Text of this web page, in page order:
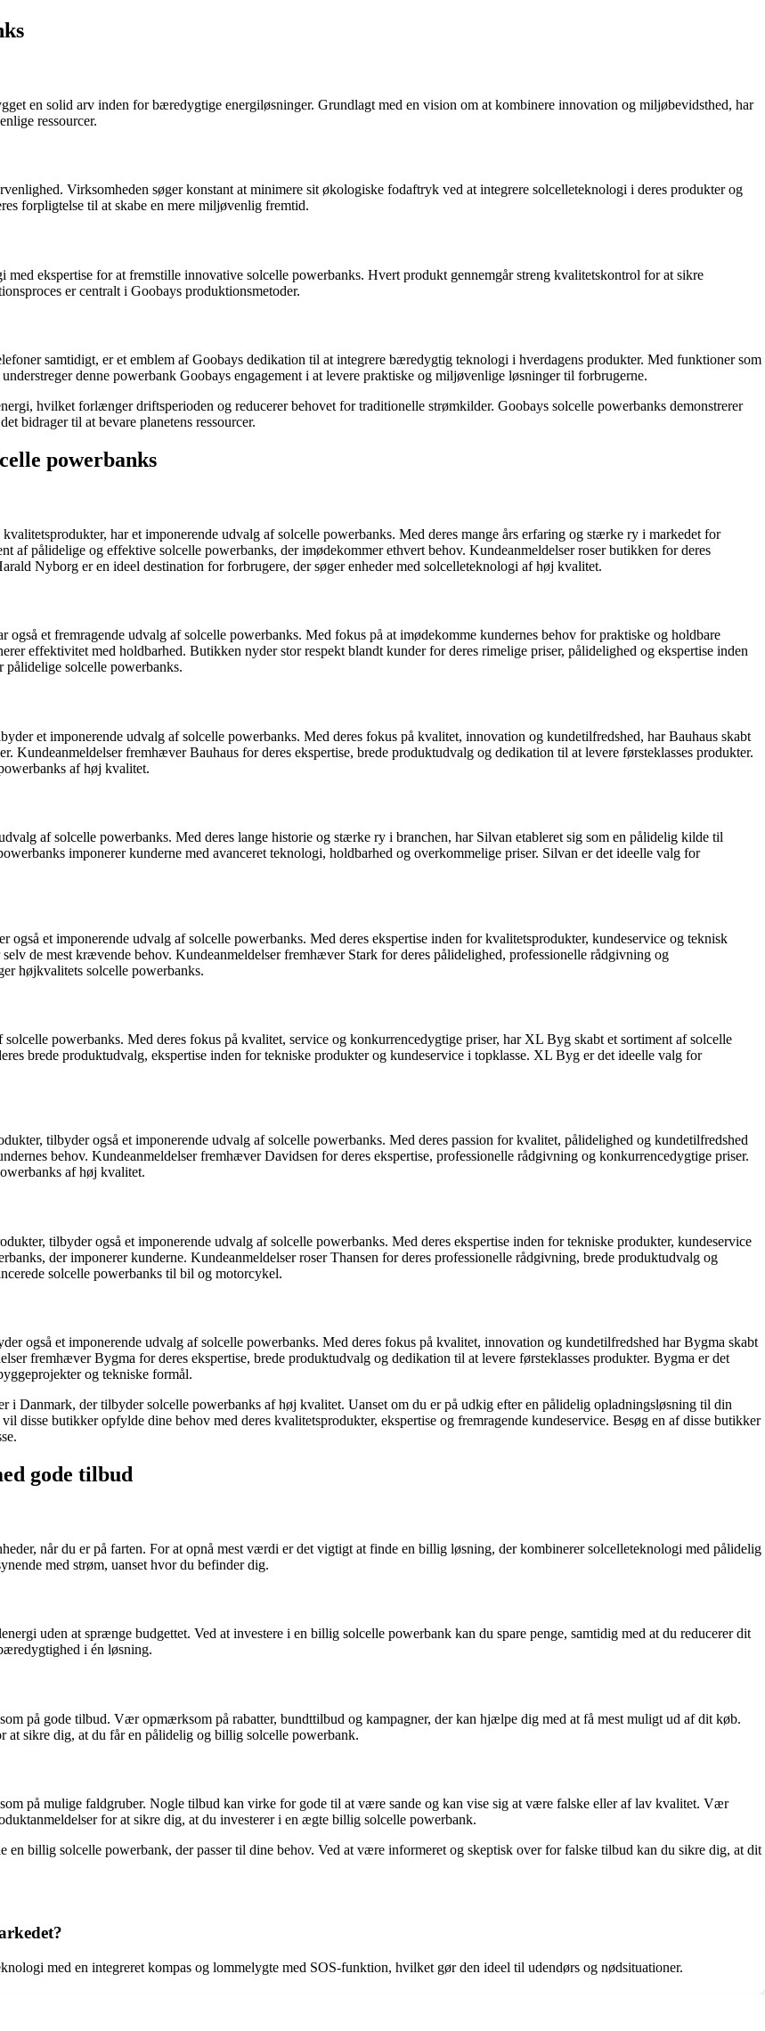
en solid arv inden for bæredygtige energiløsninger. Grundlagt med en vision om at kombinere innovation og miljøbevidsthed, har
ressourcer.
Virksomheden søger konstant at minimere sit økologiske fodaftryk ved at integrere solcelleteknologi i deres produkter og
forpligtelse til at skabe en mere miljøvenlig fremtid.
ekspertise for at fremstille innovative solcelle powerbanks. Hvert produkt gennemgår streng kvalitetskontrol for at sikre
er centralt i Goobays produktionsmetoder.
samtidigt, er et emblem af Goobays dedikation til at integrere bæredygtig teknologi i hverdagens produkter. Med funktioner som
denne powerbank Goobays engagement i at levere praktiske og miljøvenlige løsninger til forbrugerne.
hvilket forlænger driftsperioden og reducerer behovet for traditionelle strømkilder. Goobays solcelle powerbanks demonstrerer
bidrager til at bevare planetens ressourcer.
powerbanks
har et imponerende udvalg af solcelle powerbanks. Med deres mange års erfaring og stærke ry i markedet for
af pålidelige og effektive solcelle powerbanks, der imødekommer ethvert behov. Kundeanmeldelser roser butikken for deres
Nyborg er en ideel destination for forbrugere, der søger enheder med solcelleteknologi af høj kvalitet.
et fremragende udvalg af solcelle powerbanks. Med fokus på at imødekomme kundernes behov for praktiske og holdbare
effektivitet med holdbarhed. Butikken nyder stor respekt blandt kunder for deres rimelige priser, pålidelighed og ekspertise inden
pålidelige solcelle powerbanks.
et imponerende udvalg af solcelle powerbanks. Med deres fokus på kvalitet, innovation og kundetilfredshed, har Bauhaus skabt
Kundeanmeldelser fremhæver Bauhaus for deres ekspertise, brede produktudvalg og dedikation til at levere førsteklasses produkter.
af høj kvalitet.
af solcelle powerbanks. Med deres lange historie og stærke ry i branchen, har Silvan etableret sig som en pålidelig kilde til
imponerer kunderne med avanceret teknologi, holdbarhed og overkommelige priser. Silvan er det ideelle valg for
et imponerende udvalg af solcelle powerbanks. Med deres ekspertise inden for kvalitetsprodukter, kundeservice og teknisk
de mest krævende behov. Kundeanmeldelser fremhæver Stark for deres pålidelighed, professionelle rådgivning og
højkvalitets solcelle powerbanks.
powerbanks. Med deres fokus på kvalitet, service og konkurrencedygtige priser, har XL Byg skabt et sortiment af solcelle
brede produktudvalg, ekspertise inden for tekniske produkter og kundeservice i topklasse. XL Byg er det ideelle valg for
tilbyder også et imponerende udvalg af solcelle powerbanks. Med deres passion for kvalitet, pålidelighed og kundetilfredshed
behov. Kundeanmeldelser fremhæver Davidsen for deres ekspertise, professionelle rådgivning og konkurrencedygtige priser.
af høj kvalitet.
tilbyder også et imponerende udvalg af solcelle powerbanks. Med deres ekspertise inden for tekniske produkter, kundeservice
der imponerer kunderne. Kundeanmeldelser roser Thansen for deres professionelle rådgivning, brede produktudvalg og
solcelle powerbanks til bil og motorcykel.
også et imponerende udvalg af solcelle powerbanks. Med deres fokus på kvalitet, innovation og kundetilfredshed har Bygma skabt
fremhæver Bygma for deres ekspertise, brede produktudvalg og dedikation til at levere førsteklasses produkter. Bygma er det
og tekniske formål.
i Danmark, der tilbyder solcelle powerbanks af høj kvalitet. Uanset om du er på udkig efter en pålidelig opladningsløsning til din
disse butikker opfylde dine behov med deres kvalitetsprodukter, ekspertise og fremragende kundeservice. Besøg en af disse butikker
gode tilbud
når du er på farten. For at opnå mest værdi er det vigtigt at finde en billig løsning, der kombinerer solcelleteknologi med pålidelig
med strøm, uanset hvor du befinder dig.
uden at sprænge budgettet. Ved at investere i en billig solcelle powerbank kan du spare penge, samtidig med at du reducerer dit
i én løsning.
på gode tilbud. Vær opmærksom på rabatter, bundttilbud og kampagner, der kan hjælpe dig med at få mest muligt ud af dit køb.
at sikre dig, at du får en pålidelig og billig solcelle powerbank.
på mulige faldgruber. Nogle tilbud kan virke for gode til at være sande og kan vise sig at være falske eller af lav kvalitet. Vær
for at sikre dig, at du investerer i en ægte billig solcelle powerbank.
billig solcelle powerbank, der passer til dine behov. Ved at være informeret og skeptisk over for falske tilbud kan du sikre dig, at dit
med en integreret kompas og lommelygte med SOS-funktion, hvilket gør den ideel til udendørs og nødsituationer.